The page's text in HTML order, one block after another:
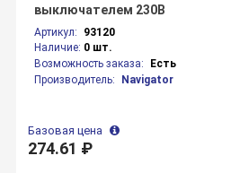
Артикул:
93120
Наличие: 0 шт.
Возможность заказа:
Есть
Производитель:
Navigator
выключателем 230В
Базовая цена
274.61 ₽